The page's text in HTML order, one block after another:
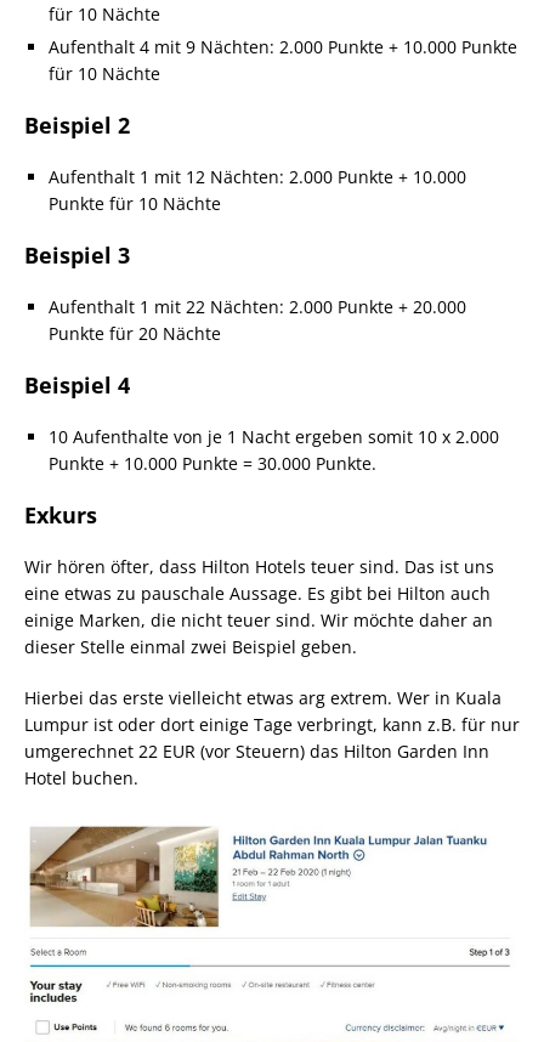
für 10 Nächte
Aufenthalt 4 mit 9 Nächten: 2.000 Punkte + 10.000 Punkte
für 10 Nächte
Beispiel 2
Aufenthalt 1 mit 12 Nächten: 2.000 Punkte + 10.000
Punkte für 10 Nächte
Beispiel 3
Aufenthalt 1 mit 22 Nächten: 2.000 Punkte + 20.000
Punkte für 20 Nächte
Beispiel 4
10 Aufenthalte von je 1 Nacht ergeben somit 10 x 2.000
Punkte + 10.000 Punkte = 30.000 Punkte.
Exkurs
Wir hören öfter, dass Hilton Hotels teuer sind. Das ist uns
eine etwas zu pauschale Aussage. Es gibt bei Hilton auch
einige Marken, die nicht teuer sind. Wir möchte daher an
dieser Stelle einmal zwei Beispiel geben.
Hierbei das erste vielleicht etwas arg extrem. Wer in Kuala
Lumpur ist oder dort einige Tage verbringt, kann z.B. für nur
umgerechnet 22 EUR (vor Steuern) das Hilton Garden Inn
Hotel buchen.